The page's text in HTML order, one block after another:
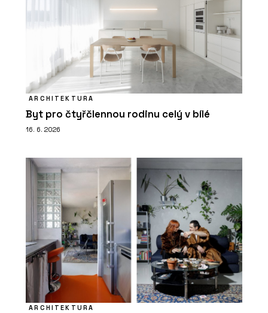
ARCHITEKTURA
Byt pro čtyřčlennou rodinu celý v bílé
16. 6. 2026
ARCHITEKTURA